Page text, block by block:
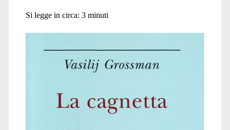
Giu</span>
Si legge in circa: 3 minuti